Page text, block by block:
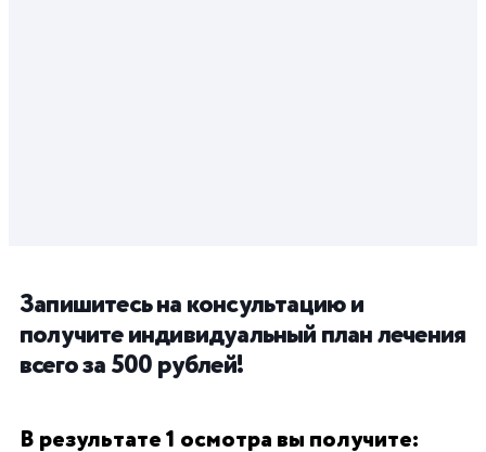
Запишитесь на консультацию и
получите индивидуальный план лечения
всего за 500 рублей!
В результате 1 осмотра вы получите: